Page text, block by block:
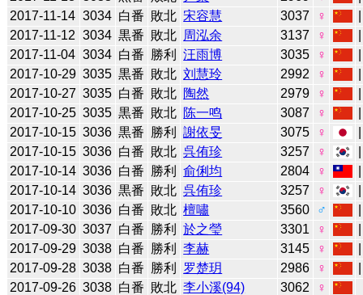
2017-11-14 3034 白番 敗北 宋容慧 3037 ♀
2017-11-12 3034 黒番 敗北 周泓余 3137 ♀
2017-11-04 3034 白番 勝利 汪雨博 3035 ♀
2017-10-29 3035 黒番 敗北 刘慧玲 2992 ♀
2017-10-27 3035 白番 敗北 陶然 2979 ♀
2017-10-25 3035 黒番 敗北 陈一鸣 3087 ♀
2017-10-15 3036 黒番 勝利 謝依旻 3075 ♀
2017-10-15 3036 白番 敗北 呉侑珍 3257 ♀
2017-10-14 3036 白番 勝利 俞俐均 2804 ♀
2017-10-14 3036 黒番 敗北 呉侑珍 3257 ♀
2017-10-10 3036 白番 敗北 檀嘯 3560 ♂
2017-09-30 3037 白番 勝利 於之瑩 3301 ♀
2017-09-29 3038 白番 勝利 李赫 3145 ♀
2017-09-28 3038 白番 勝利 罗楚玥 2986 ♀
2017-09-26 3038 白番 敗北 李小溪(94) 3062
♀